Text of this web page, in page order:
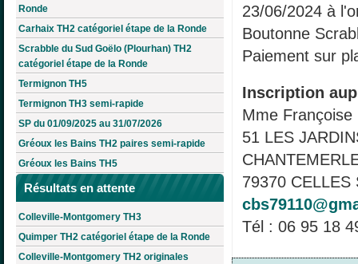
Ronde
Carhaix TH2 catégoriel étape de la Ronde
Scrabble du Sud Goëlo (Plourhan) TH2
catégoriel étape de la Ronde
Termignon TH5
Termignon TH3 semi-rapide
SP du 01/09/2025 au 31/07/2026
Gréoux les Bains TH2 paires semi-rapide
Gréoux les Bains TH5
Résultats en attente
Colleville-Montgomery TH3
Quimper TH2 catégoriel étape de la Ronde
Colleville-Montgomery TH2 originales
23/06/2024 à
Boutonne
Paiement sur
Inscription
Mme Françoise
51 LES
79370 CELLES
Tél : 06 95 18